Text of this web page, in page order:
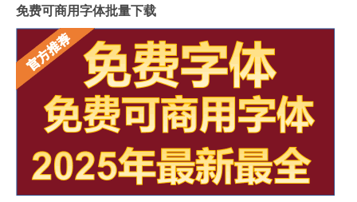
免费可商用字体批量下载